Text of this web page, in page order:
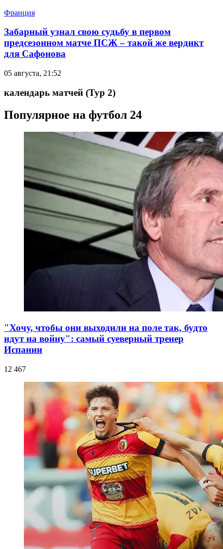
Франция
Забарный узнал свою судьбу в первом
предсезонном матче ПСЖ – такой же вердикт
для Сафонова
05 августа, 21:52
календарь матчей (Тур 2)
Популярное на футбол 24
"Хочу, чтобы они выходили на поле так, будто
идут на войну": самый суеверный тренер
Испании
12 467